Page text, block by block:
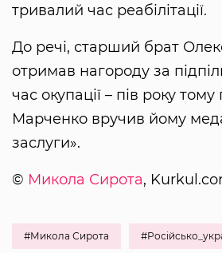
тривалий час реабілітації.
До речі, старший брат
отримав нагороду за
час окупації – пів року
Марченко вручив йому
заслуги».
© Микола Сирота,
#Микола Сирота